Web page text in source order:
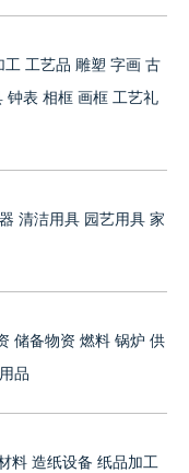
工 工艺品 雕塑 字画 古
钟表 相框 画框 工艺礼
清洁用具 园艺用具 家
储备物资 燃料 锅炉 供
品
料 造纸设备 纸品加工